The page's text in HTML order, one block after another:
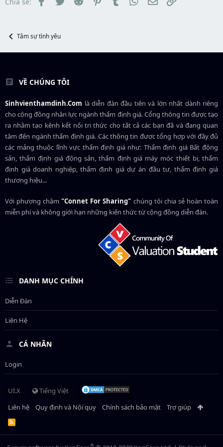
a
r
ầ
Tâm sự tình yêu
VỀ CHÚNG TÔI
Sinhvienthamdinh.Com là diễn đàn đầu tiên và lớn nhất dành riêng
cho cộng đồng nhân lực ngànhthẩm định giá. Cổng thông tin được tạo
ra nhằm tạo kênh kết nối tri thức cho tất cả các bạn đã và đang quan
tâm đến ngành thẩm định giá. Các thông tin được tổng hợp với đầy đủ
các mảng thuộc lĩnh vực thẩm định giá như: Thẩm định giá Bất động
sản, thẩm định giá động sản, thẩm định giá máy móc thiết bị, thẩm
định giá doanh nghiệp, thẩm định giá dự án đầu tư, thẩm định giá
thương hiệu...
Với phương châm"Connet For Sharing" chúng tôi chia sẻ hoàn toàn
miễn phí và không giới hạn những kiến thức từ cộng đồng diễn đàn.
DANH MỤC CHÍNH
Diễn Đàn
Liên Hệ
CÁ NHÂN
Login
UI.X
Tiếng Việt
Liên hệ
Quy định và Nội quy Chính sách bảo mật Trợ giúp
R
S
S
®